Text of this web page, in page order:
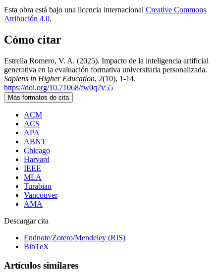
Esta obra está bajo una licencia internacional Creative Commons
Atribución 4.0.
Cómo citar
Estrella Romero, V. A. (2025). Impacto de la inteligencia artificial
generativa en la evaluación formativa universitaria personalizada.
Sapiens in Higher Education, 2(10), 1-14.
https://doi.org/10.71068/fw0q7v55
Más formatos de cita
ACM
ACS
APA
ABNT
Chicago
Harvard
IEEE
MLA
Turabian
Vancouver
AMA
Descargar cita
Endnote/Zotero/Mendeley (RIS)
BibTeX
Artículos similares